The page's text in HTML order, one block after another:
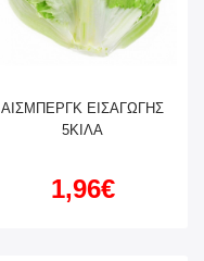
ΑΙΣΜΠΕΡΓΚ ΕΙΣΑΓΩΓΗΣ
5ΚΙΛΑ
1,96€